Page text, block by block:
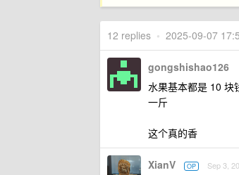
12 replies • 2025-09-07
gongshishao126
水果基本都是 10 块
一斤
这个真的香
XianV OP Sep 3,